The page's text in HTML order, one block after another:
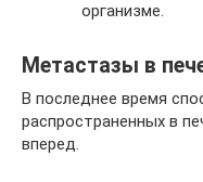
организме.
Метастазы в
В последнее время
распространенных в
вперед.